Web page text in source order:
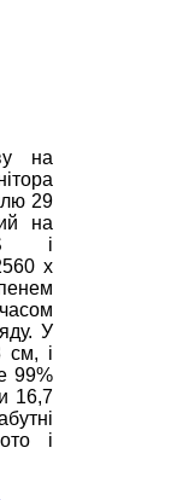
на
29
на
і
x
У
см, і
99%
16,7
і